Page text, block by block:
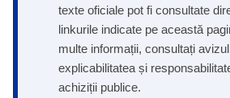
texte oficiale pot fi consultate
linkurile indicate pe această
multe informații, consultați
explicabilitatea și
achiziții publice.